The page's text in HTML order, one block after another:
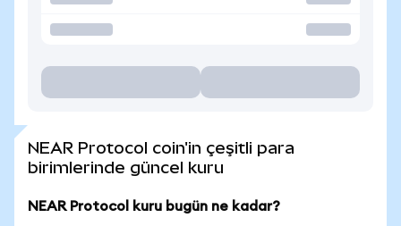
NEAR Protocol coin'in çeşitli para
birimlerinde güncel kuru
NEAR Protocol kuru bugün ne kadar?